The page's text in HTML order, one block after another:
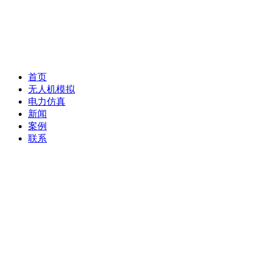
首页
无人机模拟
电力仿真
新闻
案例
联系